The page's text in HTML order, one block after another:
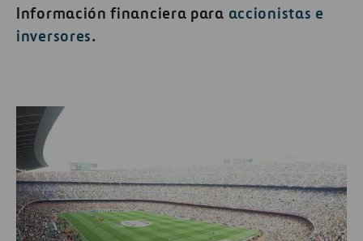
Información financiera para accionistas e
inversores.